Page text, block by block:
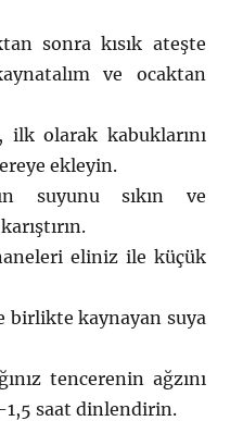
sonra kısık ateşte
ve ocaktan
ilk olarak kabuklarını
ekleyin.
suyunu sıkın ve
eliniz ile küçük
birlikte kaynayan suya
tencerenin ağzını
1,5 saat dinlendirin.